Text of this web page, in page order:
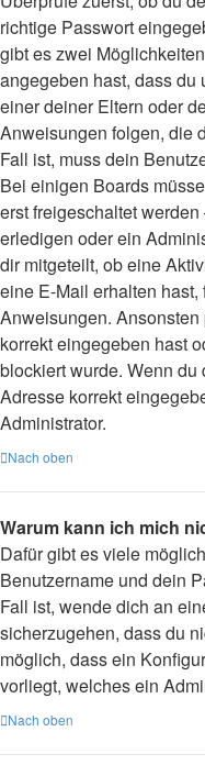
richtige Passwort
gibt es zwei
angegeben hast, dass du
einer deiner Eltern oder
Anweisungen folgen, die
Fall ist, muss dein
Bei einigen Boards
erst freigeschaltet
erledigen oder ein
dir mitgeteilt, ob eine
eine E-Mail erhalten
Anweisungen.
korrekt eingegeben hast
blockiert wurde. Wenn
Adresse korrekt
Administrator.
Nach oben
Warum kann ich mich
Dafür gibt es viele
Benutzername und dein
Fall ist, wende dich an
sicherzugehen, dass du
möglich, dass ein
vorliegt, welches ein
Nach oben